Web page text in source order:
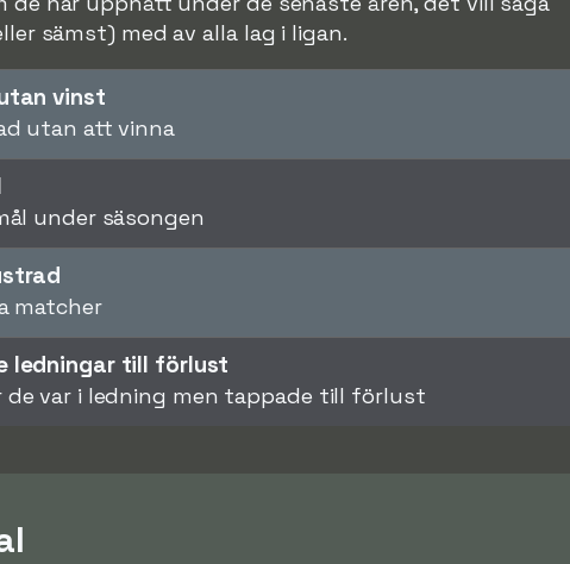
sämst) med av alla lag i ligan.
vinst
utan att vinna
under säsongen
matcher
ledningar till förlust
de var i ledning men tappade till förlust